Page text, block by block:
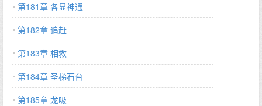
第181章 各显神通
第182章 追赶
第183章 相救
第184章 圣梯石台
第185章 龙吸